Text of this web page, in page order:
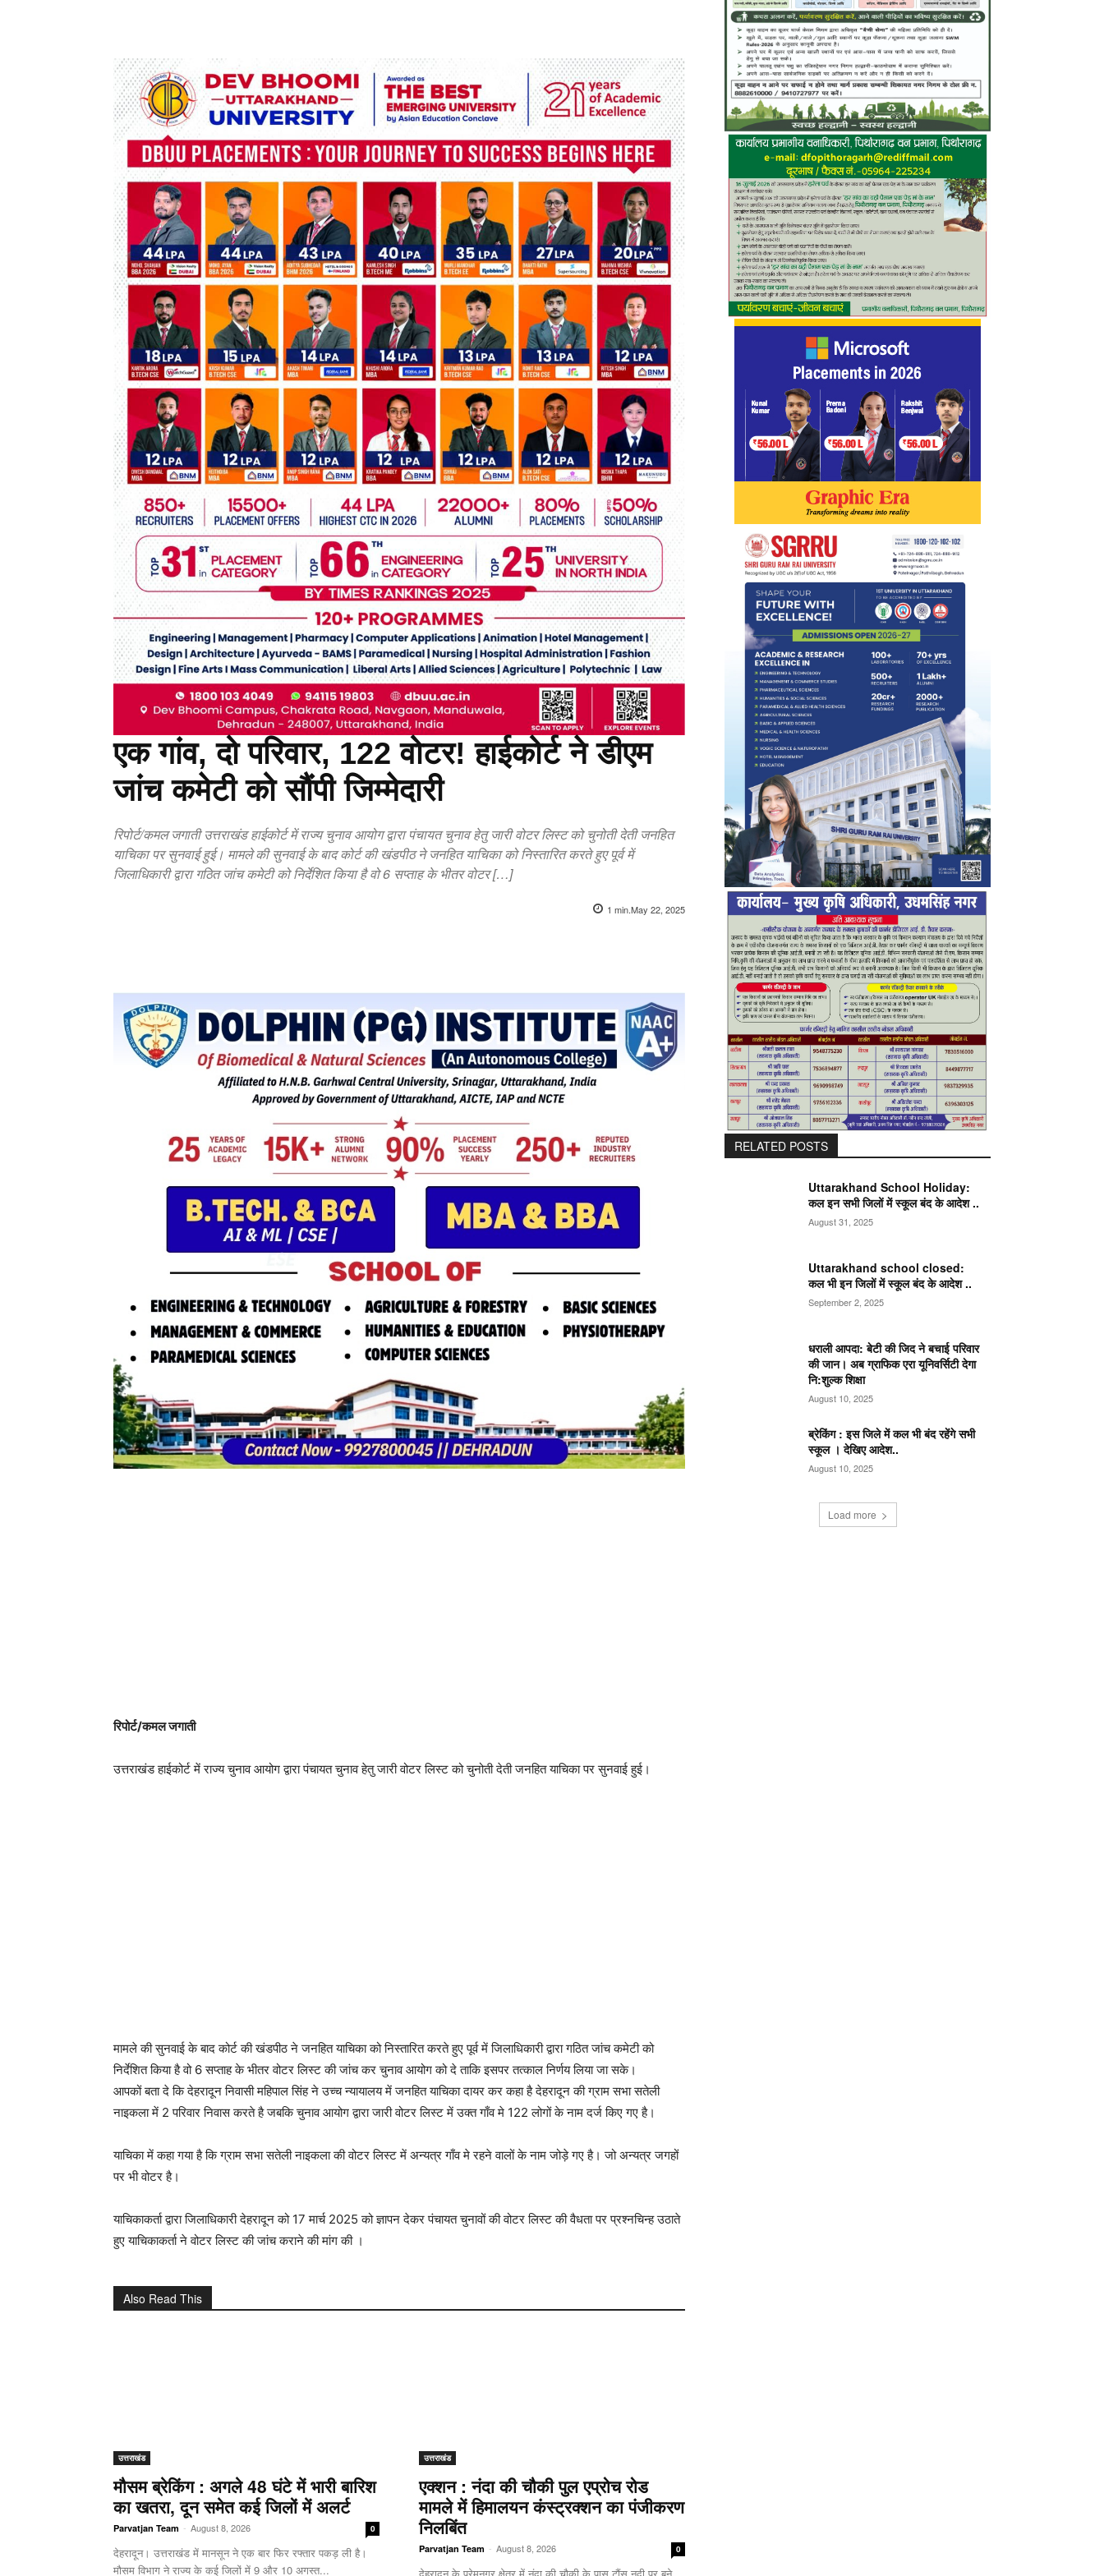
एक गांव, दो परिवार, 122 वोटर! हाईकोर्ट ने डीएम
जांच कमेटी को सौंपी जिम्मेदारी
रिपोर्ट/कमल जगाती उत्तराखंड हाईकोर्ट में राज्य चुनाव आयोग द्वारा पंचायत चुनाव हेतु जारी वोटर लिस्ट को चुनोती देती जनहित
याचिका पर सुनवाई हुई। मामले की सुनवाई के बाद कोर्ट की खंडपीठ ने जनहित याचिका को निस्तारित करते हुए पूर्व में
जिलाधिकारी द्वारा गठित जांच कमेटी को निर्देशित किया है वो 6 सप्ताह के भीतर वोटर […]
1 min.May 22, 2025
रिपोर्ट/कमल जगाती
उत्तराखंड हाईकोर्ट में राज्य चुनाव आयोग द्वारा पंचायत चुनाव हेतु जारी वोटर लिस्ट को चुनोती देती जनहित याचिका पर सुनवाई हुई।
मामले की सुनवाई के बाद कोर्ट की खंडपीठ ने जनहित याचिका को निस्तारित करते हुए पूर्व में जिलाधिकारी द्वारा गठित जांच कमेटी को
निर्देशित किया है वो 6 सप्ताह के भीतर वोटर लिस्ट की जांच कर चुनाव आयोग को दे ताकि इसपर तत्काल निर्णय लिया जा सके।
आपकों बता दे कि देहरादून निवासी महिपाल सिंह ने उच्च न्यायालय में जनहित याचिका दायर कर कहा है देहरादून की ग्राम सभा सतेली
नाइकला में 2 परिवार निवास करते है जबकि चुनाव आयोग द्वारा जारी वोटर लिस्ट में उक्त गाँव मे 122 लोगों के नाम दर्ज किए गए है।
याचिका में कहा गया है कि ग्राम सभा सतेली नाइकला की वोटर लिस्ट में अन्यत्र गाँव मे रहने वालों के नाम जोड़े गए है। जो अन्यत्र जगहों
पर भी वोटर है।
याचिकाकर्ता द्वारा जिलाधिकारी देहरादून को 17 मार्च 2025 को ज्ञापन देकर पंचायत चुनावों की वोटर लिस्ट की वैधता पर प्रश्नचिन्ह उठाते
हुए याचिकाकर्ता ने वोटर लिस्ट की जांच कराने की मांग की ।
Also Read This
उत्तराखंड
मौसम ब्रेकिंग : अगले 48 घंटे में भारी बारिश
का खतरा, दून समेत कई जिलों में अलर्ट
Parvatjan Team - August 8, 2026 0
देहरादून। उत्तराखंड में मानसून ने एक बार फिर रफ्तार पकड़ ली है।
मौसम विभाग ने राज्य के कई जिलों में 9 और 10 अगस्त...
उत्तराखंड
एक्शन : नंदा की चौकी पुल एप्रोच रोड
मामले में हिमालयन कंस्ट्रक्शन का पंजीकरण
निलबिंत
Parvatjan Team - August 8, 2026 0
RELATED POSTS
Uttarakhand School Holiday:
कल इन सभी जिलों में स्कूल बंद के आदेश ..
August 31, 2025
Uttarakhand school closed:
कल भी इन जिलों में स्कूल बंद के आदेश ..
September 2, 2025
धराली आपदा: बेटी की जिद ने बचाई परिवार
की जान। अब ग्राफिक एरा यूनिवर्सिटी देगा
नि:शुल्क शिक्षा
August 10, 2025
ब्रेकिंग : इस जिले में कल भी बंद रहेंगे सभी
स्कूल । देखिए आदेश..
August 10, 2025
Load more